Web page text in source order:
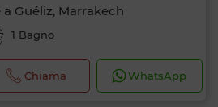
Guéliz, Marrakech
1 Bagno
Chiama WhatsApp